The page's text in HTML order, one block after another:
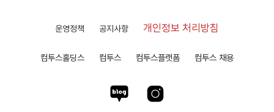
운영정책 공지사항 개인정보 처리방침
컴투스홀딩스 컴투스 컴투스플랫폼 컴투스 채용